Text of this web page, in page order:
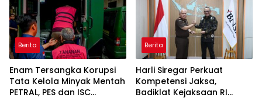
Berita
Enam Tersangka Korupsi
Tata Kelola Minyak Mentah
PETRAL, PES dan ISC
Berita
Harli Siregar Perkuat
Kompetensi Jaksa,
Badiklat Kejaksaan RI